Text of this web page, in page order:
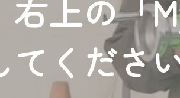
右上の「
てくださ
ージへのログインには、MyIDが
は、CCNet Web TVを含むCCNet
客様が使っているメールアドレス
やYahooなどのフリーメールアド
ページへのログイン・MyIDの新規
アプリをご利用中の方は引き続き